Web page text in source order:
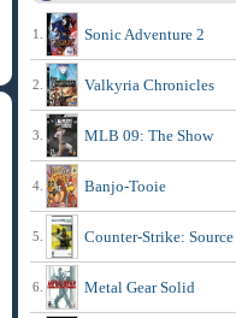
1. Sonic Adventure 2
2. Valkyria Chronicles
3. MLB 09: The Show
4. Banjo-Tooie
5. Counter-Strike: Source
6. Metal Gear Solid